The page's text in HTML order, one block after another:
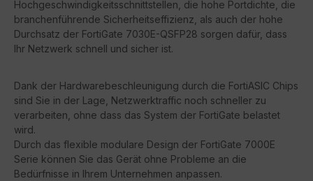
Hochgeschwindigkeitsschnittstellen, die hohe Portdichte, die
branchenführende Sicherheitseffizienz, als auch der hohe
Durchsatz der FortiGate 7030E-QSFP28 sorgen dafür, dass
Ihr Netzwerk schnell und sicher ist.
Dank der Hardwarebeschleunigung durch die FortiASIC Chips
sind Sie in der Lage, Netzwerktraffic noch schneller zu
verarbeiten, ohne dass das System der FortiGate belastet
wird.
Durch das flexible modulare Design der FortiGate 7000E
Serie können Sie das Gerät ohne Probleme an die
Bedürfnisse in Ihrem Unternehmen anpassen.